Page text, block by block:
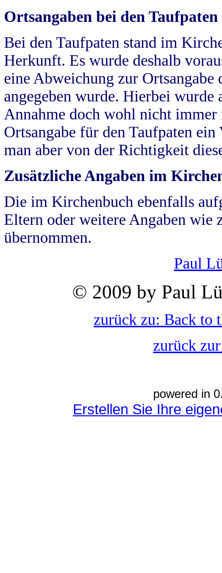
Ortsangaben bei den Taufpaten
Bei den Taufpaten stand im
Herkunft. Es wurde deshalb
eine Abweichung zur
angegeben wurde. Hierbei wurde
Annahme doch wohl nicht
Ortsangabe für den Taufpaten
man aber von der Richtigkeit
Zusätzliche Angaben im
Die im Kirchenbuch ebenfalls
Eltern oder weitere Angaben wie
übernommen.
Paul
© 2009 by Paul
zurück zu: Back to
zurück
powered in
Erstellen Sie Ihre